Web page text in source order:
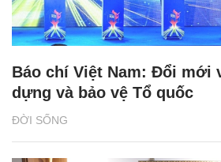
ĐỜI SỐNG
Báo chí Việt Nam: Đổi mới
dựng và bảo vệ Tổ quốc